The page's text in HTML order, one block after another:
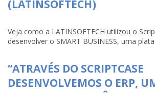
(LATINSOFTECH)
Veja como a LATINSOFTECH utilizou o
desenvolver o SMART BUSINESS, uma
“ATRAVÉS DO SCRIPTCASE
DESENVOLVEMOS O ERP,